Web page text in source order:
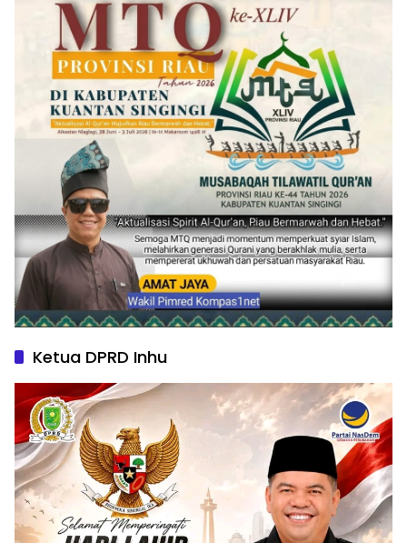
Ketua DPRD Inhu